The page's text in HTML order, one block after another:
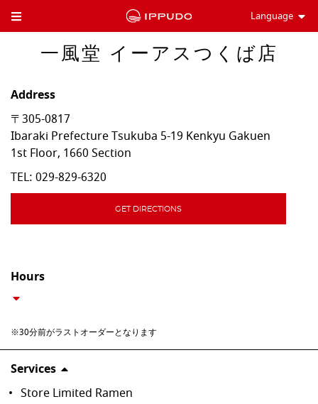
Toggle Header Menu Language
一風堂 イーアスつくば店
Address
〒305-0817
Ibaraki PrefectureTsukuba 5-19 Kenkyu Gakuen
1st Floor, 1660 Section
TEL: 029-829-6320
GET DIRECTIONS
Hours
※30分前がラストオーダーとなります
Services
Store Limited Ramen